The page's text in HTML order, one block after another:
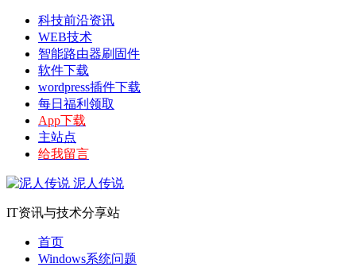
科技前沿资讯
WEB技术
智能路由器刷固件
软件下载
wordpress插件下载
每日福利领取
App下载
主站点
给我留言
泥人传说
IT资讯与技术分享站
首页
Windows系统问题